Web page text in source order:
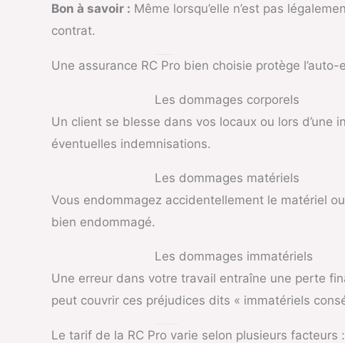
Bon à savoir : Même lorsqu’elle n’est pas
contrat.
Une assurance RC Pro bien choisie protège
Les dommages corporels
Un client se blesse dans vos locaux ou lors d’une
éventuelles indemnisations.
Les dommages matériels
Vous endommagez accidentellement le matériel
bien endommagé.
Les dommages immatériels
Une erreur dans votre travail entraîne une perte
peut couvrir ces préjudices dits « immatériels
Le tarif de la RC Pro varie selon plusieurs facteurs :